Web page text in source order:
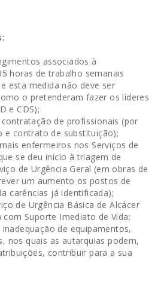
associados à
horas de trabalho semanais
esta medida não deve ser
o pretenderam fazer os líderes
e CDS);
de profissionais (por
e contrato de substituição);
enfermeiros nos Serviços de
se deu início à triagem de
de Urgência Geral (em obras de
um aumento os postos de
carências já identificada);
de Urgência Básica de Alcácer
com Suporte Imediato de Vida;
de equipamentos,
nos quais as autarquias podem,
contribuir para a sua